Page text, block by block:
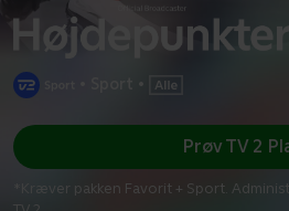
•
Prøv TV 2
*Kræver pakken Favorit + Sport.